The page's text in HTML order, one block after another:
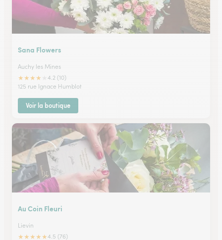
Sana Flowers
Auchy les Mines
★★★★
4.2 (10)
125 rue Ignace Humblot
Voir la boutique
Au Coin Fleuri
Lievin
★★★★★4.5 (76)